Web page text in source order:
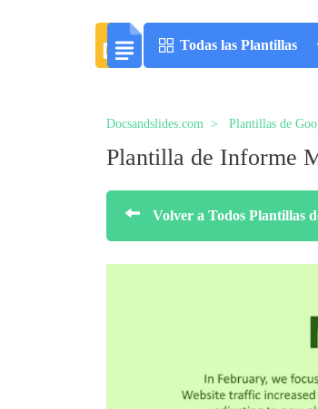
Todas las Plantillas
Docsandslides.com Plantillas de
Plantilla de Informe
Volver a Todos Plantillas de